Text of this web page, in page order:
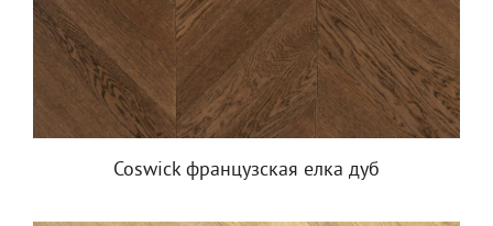
Coswick французская елка дуб